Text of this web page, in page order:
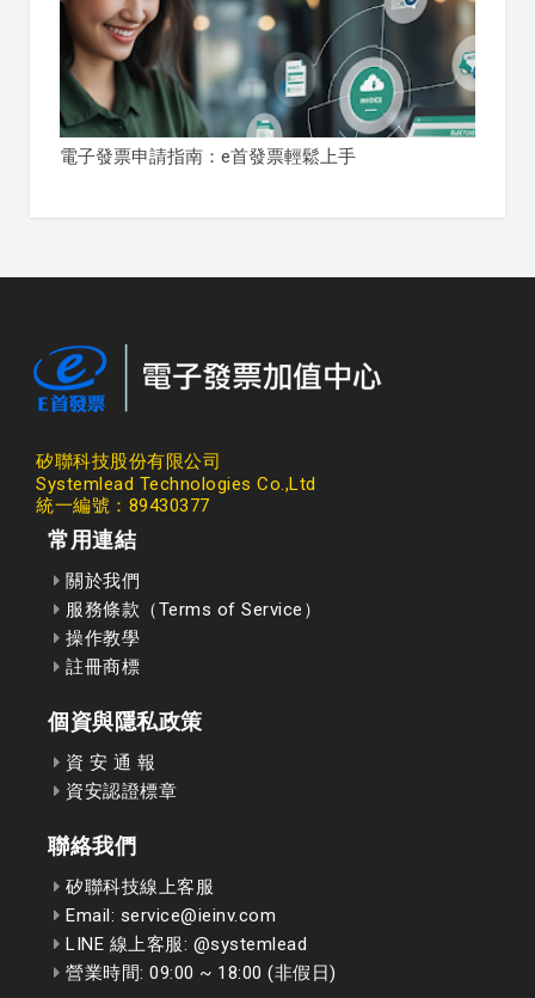
電子發票申請指南：e首發票輕鬆上手
矽聯科技股份有限公司
Systemlead Technologies Co.,Ltd
統一編號：89430377
常用連結
關於我們
服務條款（Terms of Service）
操作教學
註冊商標
個資與隱私政策
資 安 通 報
資安認證標章
聯絡我們
矽聯科技線上客服
Email: service@ieinv.com
LINE 線上客服: @systemlead
營業時間: 09:00 ~ 18:00 (非假日)